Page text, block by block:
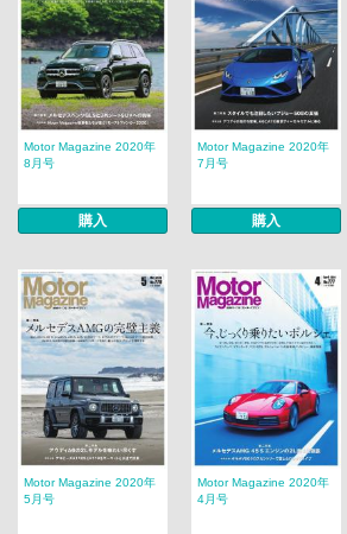
Motor Magazine 2020年
8月号
購入
Motor Magazine 2020年
7月号
購入
Motor Magazine 2020年
5月号
Motor Magazine 2020年
4月号